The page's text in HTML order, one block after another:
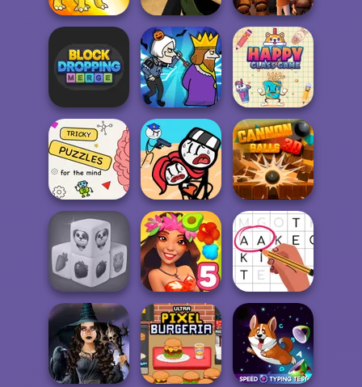
Dynamons 6 Deadshot.io
FNAF Horror At
Home
Block Dropping
Merge
Murder Happy Glass
Brain Puzzles
Quests
Stickman
Jailbreak Story
Cannon Balls 3D
Farm Mahjong
3D
Hawaii Match 5 Letters Match